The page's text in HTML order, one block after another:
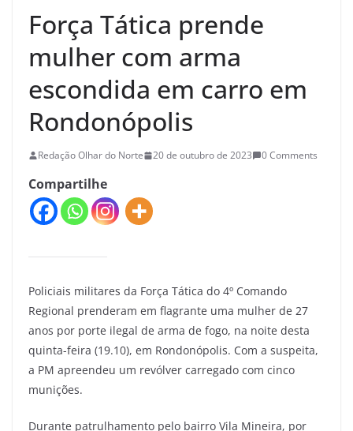
Força Tática prende
mulher com arma
escondida em carro em
Rondonópolis
Redação Olhar do Norte 20 de outubro de 2023 0 Comments
Compartilhe
Policiais militares da Força Tática do 4º Comando
Regional prenderam em flagrante uma mulher de 27
anos por porte ilegal de arma de fogo, na noite desta
quinta-feira (19.10), em Rondonópolis. Com a suspeita,
a PM apreendeu um revólver carregado com cinco
munições.
Durante patrulhamento pelo bairro Vila Mineira, por